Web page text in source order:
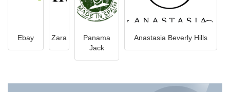
Ebay Zara
Panama
Jack
Anastasia Beverly Hills